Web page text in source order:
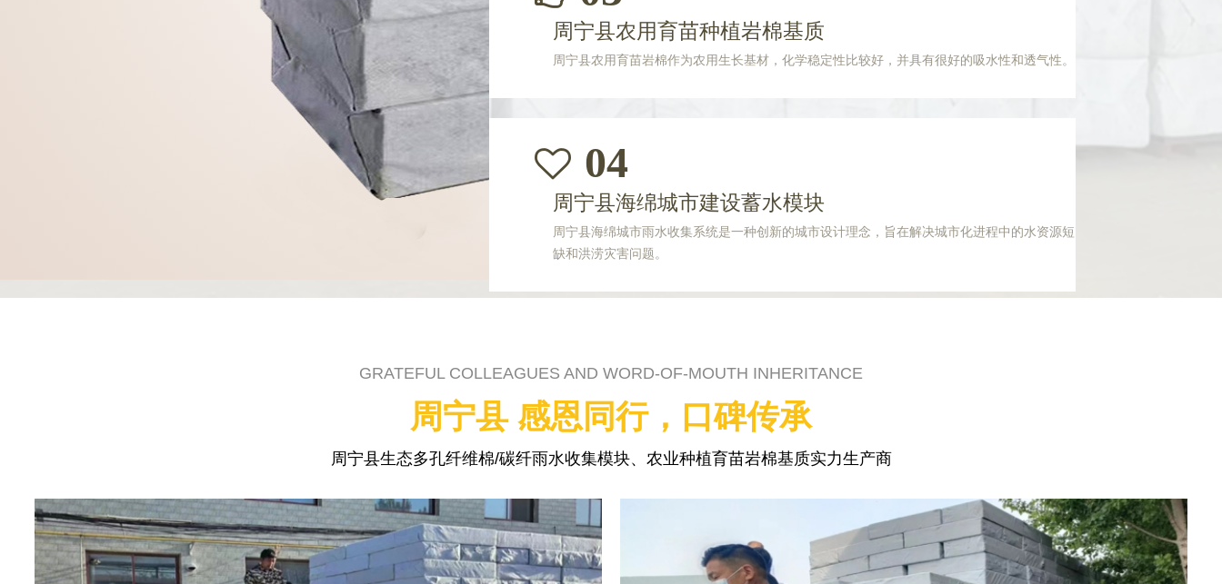
周宁县农用育苗种植岩棉基质
周宁县农用育苗岩棉作为农用生长基材，化学稳定性比较好，并具有很好的吸水性和透气性。
04
周宁县海绵城市建设蓄水模块
周宁县海绵城市雨水收集系统是一种创新的城市设计理念，旨在解决城市化进程中的水资源短
缺和洪涝灾害问题。
GRATEFUL COLLEAGUES AND WORD-OF-MOUTH INHERITANCE
周宁县 感恩同行，口碑传承
周宁县生态多孔纤维棉/碳纤雨水收集模块、农业种植育苗岩棉基质实力生产商